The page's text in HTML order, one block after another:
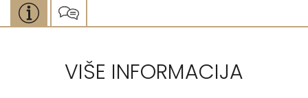
VIŠE INFORMACIJA